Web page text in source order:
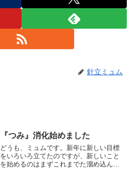
針立ミュム
『つみ』消化始めました
どうも、ミュムです。新年に新しい目標
をいろいろ立てたのですが、新しいこと
を始めるのはまずこれまでた溜め込ん